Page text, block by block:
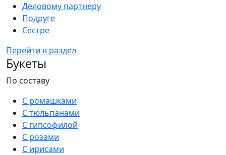
Деловому партнеру
Подруге
Сестре
Перейти в раздел
Букеты
По составу
С ромашками
С тюльпанами
С гипсофилой
С розами
С ирисами